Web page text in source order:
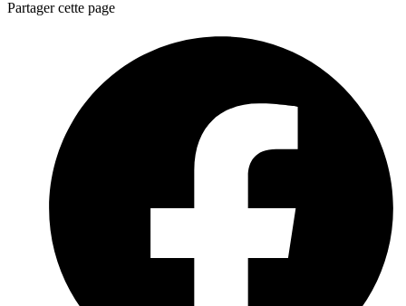
Partager cette page